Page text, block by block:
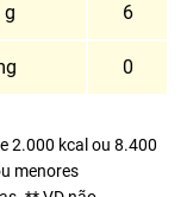
g 6
0
2.000 kcal ou 8.400
menores